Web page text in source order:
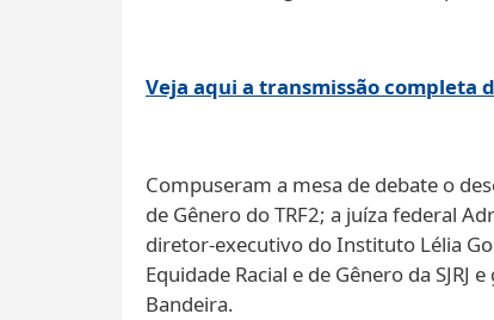
Veja aqui a transmissão completa
Compuseram a mesa de debate o
de Gênero do TRF2; a juíza federal
diretor-executivo do Instituto Lélia
Equidade Racial e de Gênero da
Bandeira.